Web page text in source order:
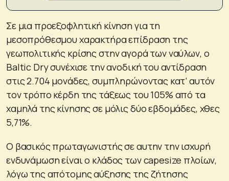
Σε μια προεξοφλητική κίνηση για τη
μεσοπρόθεσμου χαρακτήρα επίδραση της
γεωπολιτικής κρίσης στην αγορά των ναύλων, ο
Baltic Dry συνέχισε την ανοδική του αντίδραση
στις 2.704 μονάδες, συμπληρώνοντας κατ’ αυτόν
τον τρόπο κέρδη της τάξεως του 105% από τα
χαμηλά της κίνησης σε μόλις δύο εβδομάδες, χθες
5,71%.
O βασικός πρωταγωνιστής σε αυτην την ισχυρή
ενδυνάμωση είναι ο κλάδος των capesize πλοίων,
λόγω της απότομης αύξησης της ζήτησης